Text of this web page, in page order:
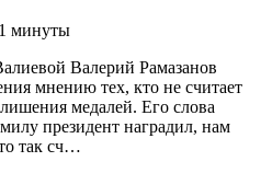
1 минуты
Валерий Рамазанов
мнению тех, кто не считает
медалей. Его слова
президент наградил, нам
так сч…